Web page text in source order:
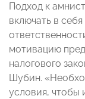
Подход к
включать в
мотивацию
налогового
Шубин.
условия, чтобы